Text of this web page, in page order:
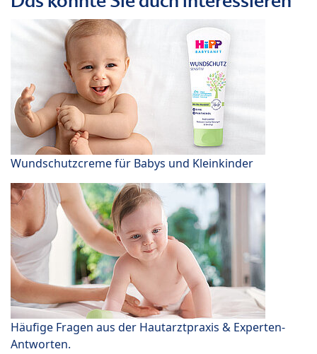
Wundschutzcreme für Babys und Kleinkinder
Häufige Fragen aus der Hautarztpraxis & Experten-
Antworten.